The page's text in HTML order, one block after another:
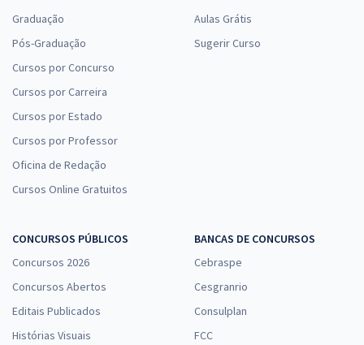
Graduação
Pós-Graduação
Cursos por Concurso
Cursos por Carreira
Cursos por Estado
Cursos por Professor
Oficina de Redação
Cursos Online Gratuitos
Aulas Grátis
Sugerir Curso
CONCURSOS PÚBLICOS
Concursos 2026
Concursos Abertos
Editais Publicados
Histórias Visuais
BANCAS DE CONCURSOS
Cebraspe
Cesgranrio
Consulplan
FCC